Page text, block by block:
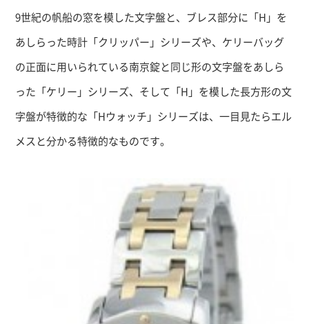
9世紀の帆船の窓を模した文字盤と、ブレス部分に「H」を
あしらった時計「クリッパー」シリーズや、ケリーバッグ
の正面に用いられている南京錠と同じ形の文字盤をあしら
った「ケリー」シリーズ、そして「H」を模した長方形の文
字盤が特徴的な「Hウォッチ」シリーズは、一目見たらエル
メスと分かる特徴的なものです。